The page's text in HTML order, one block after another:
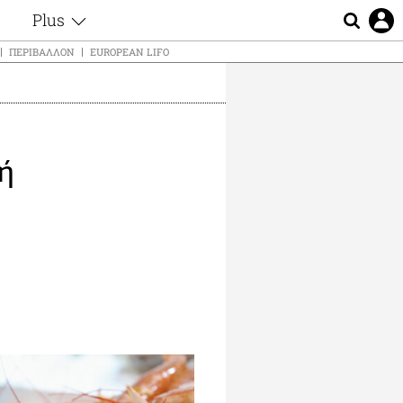
Plus
Θέματα
ΠΕΡΙΒΆΛΛΟΝ EUROPEAN LIFO